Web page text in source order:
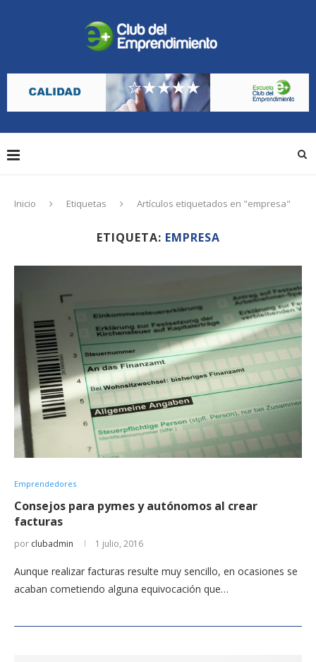
Inicio Etiquetas Artículos etiquetados en "empresa"
ETIQUETA: EMPRESA
Emprendedores
Consejos para pymes y autónomos al crear
facturas
por clubadmin 1 julio, 2016
Aunque realizar facturas resulte muy sencillo, en ocasiones se
acaban cometiendo alguna equivocación que…